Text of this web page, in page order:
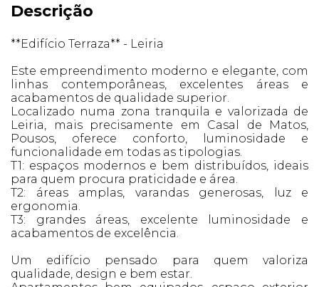
Descrição
**Edifício Terraza** - Leiria
Este empreendimento moderno e elegante, com
linhas contemporâneas, excelentes áreas e
acabamentos de qualidade superior.
Localizado numa zona tranquila e valorizada de
Leiria, mais precisamente em Casal de Matos,
Pousos, oferece conforto, luminosidade e
funcionalidade em todas as tipologias.
T1: espaços modernos e bem distribuídos, ideais
para quem procura praticidade e área.
T2: áreas amplas, varandas generosas, luz e
ergonomia.
T3: grandes áreas, excelente luminosidade e
acabamentos de excelência.
Um edifício pensado para quem valoriza
qualidade, design e bem estar.